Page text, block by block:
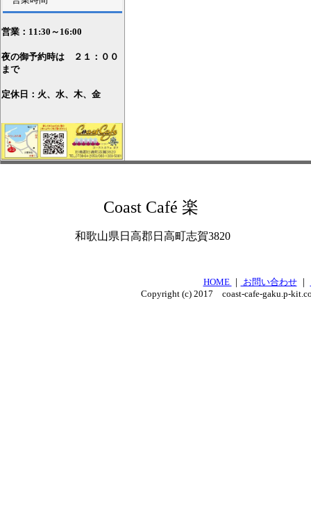
営業：11:30～16:00
夜の御予約時は ２１：００
まで
定休日：火、水、木、金
Coast Café 楽
和歌山県日高郡日高町志賀3820
HOME ｜ お問い合わせ｜
Copyright (c) 2017 coast-cafe-gaku.p-